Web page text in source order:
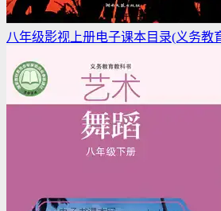
八年级影视上册电子课本目录(义务教